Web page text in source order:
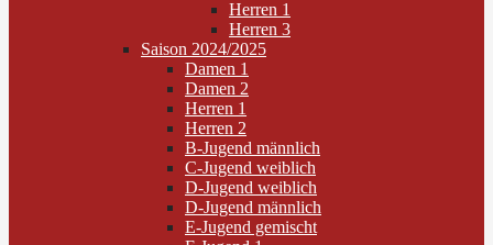
Herren 1
Herren 3
Saison 2024/2025
Damen 1
Damen 2
Herren 1
Herren 2
B-Jugend männlich
C-Jugend weiblich
D-Jugend weiblich
D-Jugend männlich
E-Jugend gemischt